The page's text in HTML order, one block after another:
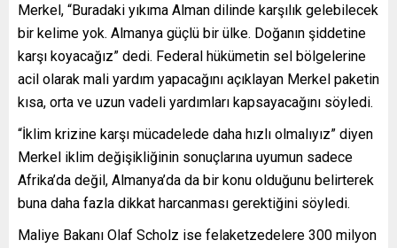
Merkel, “Buradaki yıkıma Alman dilinde karşılık gelebilecek
bir kelime yok. Almanya güçlü bir ülke. Doğanın şiddetine
karşı koyacağız” dedi. Federal hükümetin sel bölgelerine
acil olarak mali yardım yapacağını açıklayan Merkel paketin
kısa, orta ve uzun vadeli yardımları kapsayacağını söyledi.
“İklim krizine karşı mücadelede daha hızlı olmalıyız” diyen
Merkel iklim değişikliğinin sonuçlarına uyumun sadece
Afrika’da değil, Almanya’da da bir konu olduğunu belirterek
buna daha fazla dikkat harcanması gerektiğini söyledi.
Maliye Bakanı Olaf Scholz ise felaketzedelere 300 milyon